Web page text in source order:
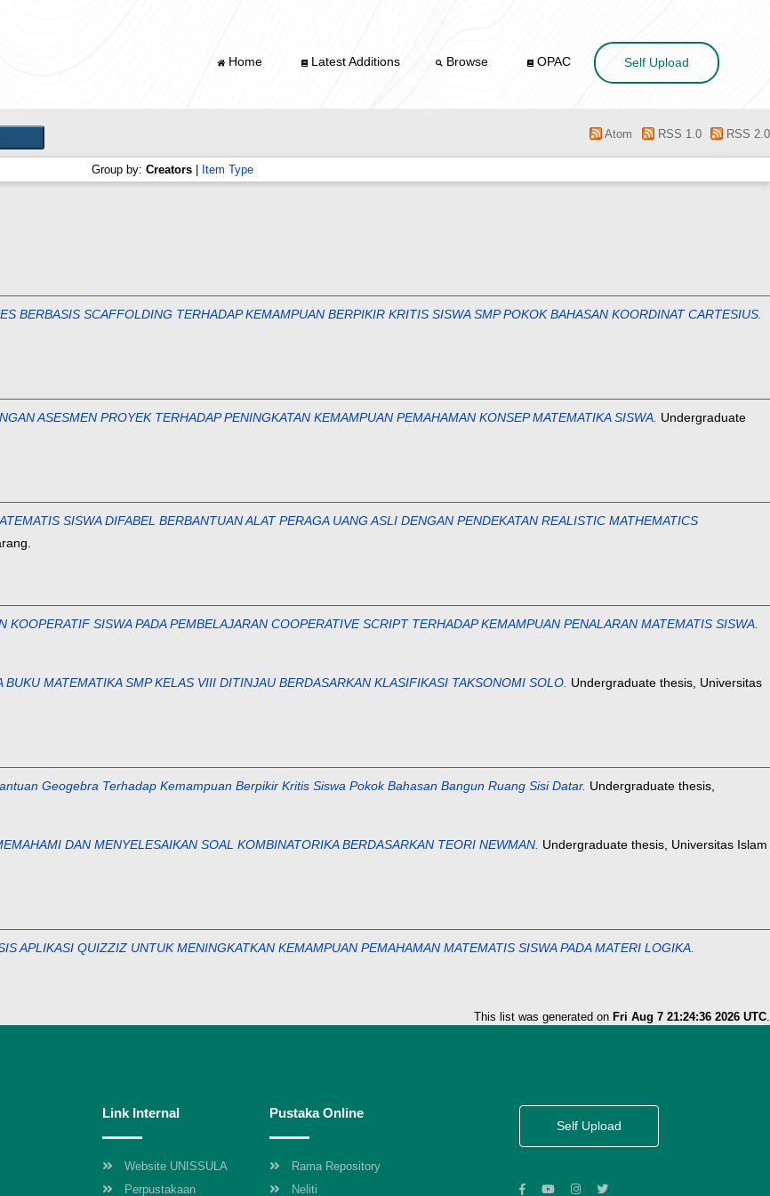
Home Latest Additions Browse OPAC Self Upload
Atom RSS 1.0 RSS 2.0
Group by: Creators Item Type
BERBASIS SCAFFOLDING TERHADAP KEMAMPUAN BERPIKIR KRITIS SISWA SMP POKOK BAHASAN KOORDINAT CARTESIUS.
ASESMEN PROYEK TERHADAP PENINGKATAN KEMAMPUAN PEMAHAMAN KONSEP MATEMATIKA SISWA. Undergraduate
SISWA DIFABEL BERBANTUAN ALAT PERAGA UANG ASLI DENGAN PENDEKATAN REALISTIC MATHEMATICS
SISWA PADA PEMBELAJARAN COOPERATIVE SCRIPT TERHADAP KEMAMPUAN PENALARAN MATEMATIS SISWA.
MATEMATIKA SMP KELAS VIII DITINJAU BERDASARKAN KLASIFIKASI TAKSONOMI SOLO. Undergraduate thesis, Universitas
Geogebra Terhadap Kemampuan Berpikir Kritis Siswa Pokok Bahasan Bangun Ruang Sisi Datar. Undergraduate thesis,
DAN MENYELESAIKAN SOAL KOMBINATORIKA BERDASARKAN TEORI NEWMAN. Undergraduate thesis, Universitas Islam
APLIKASI QUIZZIZ UNTUK MENINGKATKAN KEMAMPUAN PEMAHAMAN MATEMATIS SISWA PADA MATERI LOGIKA.
This list was generated on Fri Aug 7 21:24:36 2026 UTC.
Link Internal
Website UNISSULA
Perpustakaan
Pustaka Online
Rama Repository
Neliti
Self Upload